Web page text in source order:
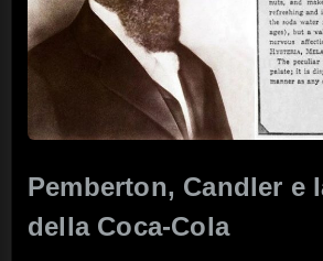
Pemberton, Candler e
della Coca-Cola